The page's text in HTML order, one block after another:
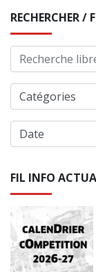
RECHERCHER /
FIL INFO